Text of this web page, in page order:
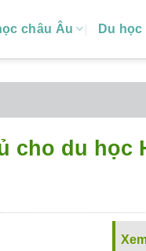
châu Âu Du
cho du học